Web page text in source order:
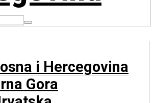
i Hercegovina
Gora